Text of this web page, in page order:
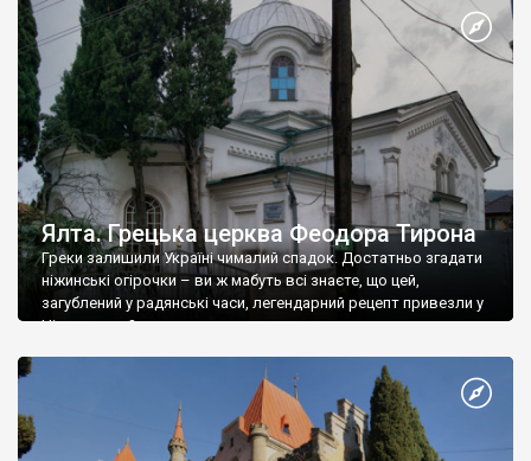
Ялта. Грецька церква Феодора Тирона
Греки залишили Україні чималий спадок. Достатньо згадати
ніжинські огірочки – ви ж мабуть всі знаєте, що цей,
загублений у радянські часи, легендарний рецепт привезли у
Ніжин греки?